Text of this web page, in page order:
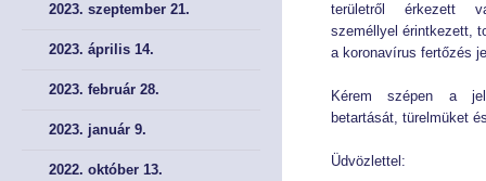
Hivatal
Közös jogszabályok
Pénzpiac
Hivatal
Közös jogszabályok
Pénzpiac
2023. szeptember 21.
2023. április 14.
2023. február 28.
2023. január 9.
2022. október 13.
területről érkezett
személlyel érintkezett,
a koronavírus fertőzés
Kérem szépen a
betartását, türelmüket
Üdvözlettel: